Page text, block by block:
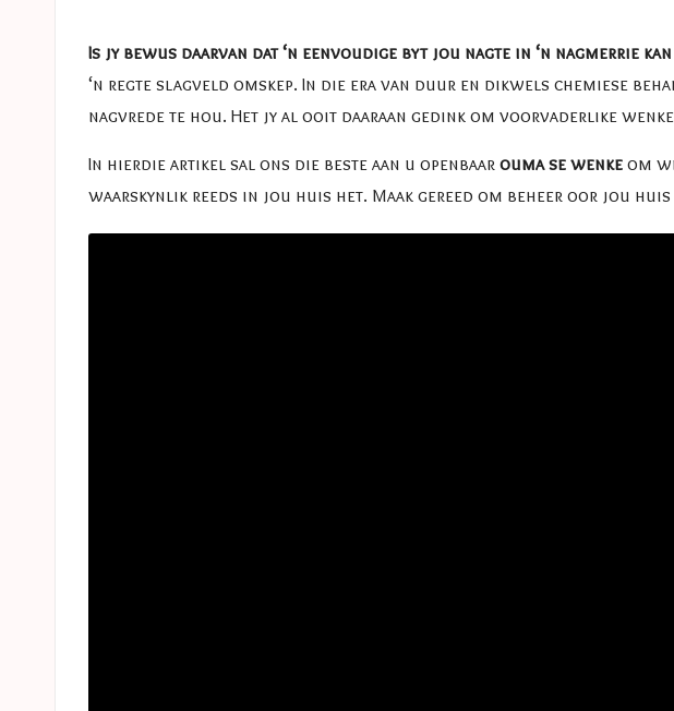
s
a
s
t
u
Is jy bewus daarvan dat ‘n eenvoudige byt jou nagte in ‘n nagmerrie
‘n regte slagveld omskep. In die era van duur en dikwels chemiese
nagvrede te hou. Het jy al ooit daaraan gedink om voorvaderlike
In hierdie artikel sal ons die beste aan u openbaar ouma se wenke om
waarskynlik reeds in jou huis het. Maak gereed om beheer oor jou